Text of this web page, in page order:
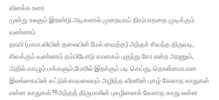
விளக்க உரை
மூன்று உலகும் இரண்டு அடிகளால் முறையாய் நிரம்பாததை முடிக்கும்
வண்ணம்
தாவி (மகாபலியின் தலையின் மேல் வைத்த) அந்தச் சிவந்த திருவடி,
சிவக்கும் வண்ணம் தம்பியோடு கானகம் புகுந்து சோ என்ற அரணும்,
அதில் வாழும் மக்களும்,போரில் இறக்கும் படி செய்து, தொன்மையான
இலங்கையின் கட்டுக்காவலையும் அழித்த வீரனின் புகழ் கேளாத காதுகள்
என்ன காதுகள்?!!அந்தத் திருமாலின் புகழினைக் கேளாத காது என்ன